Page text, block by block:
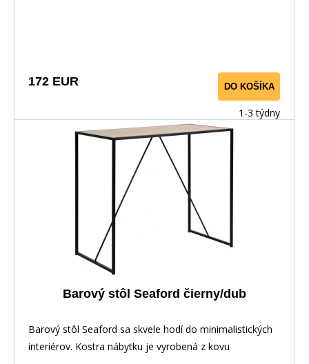
172 EUR DO KOŠÍKA
1-3 týdny
Barový stôl Seaford čierny/dub
Barový stôl Seaford sa skvele hodí do minimalistických
interiérov. Kostra nábytku je vyrobená z kovu